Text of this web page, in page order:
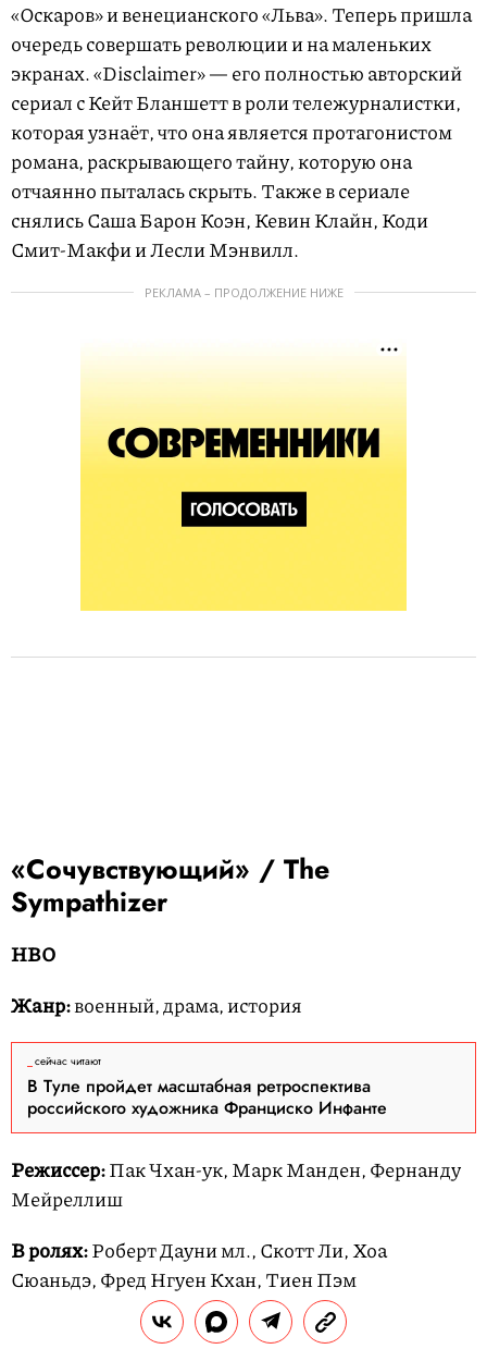
«Оскаров» и венецианского «Льва». Теперь пришла
очередь совершать революции и на маленьких
экранах. «Disclaimer» — его полностью авторский
сериал с Кейт Бланшетт в роли тележурналистки,
которая узнаёт, что она является протагонистом
романа, раскрывающего тайну, которую она
отчаянно пыталась скрыть. Также в сериале
снялись Саша Барон Коэн, Кевин Клайн, Коди
Смит-Макфи и Лесли Мэнвилл.
РЕКЛАМА – ПРОДОЛЖЕНИЕ НИЖЕ
«Сочувствующий» / The
Sympathizer
HBO
Жанр:военный, драма, история
сейчас читают
В Туле пройдет масштабная ретроспектива
российского художника Франциско Инфанте
Режиссер:Пак Чхан-ук, Марк Манден, Фернанду
Мейреллиш
В ролях:Роберт Дауни мл., Скотт Ли, Хоа
Сюаньдэ, Фред Нгуен Кхан, Тиен Пэм